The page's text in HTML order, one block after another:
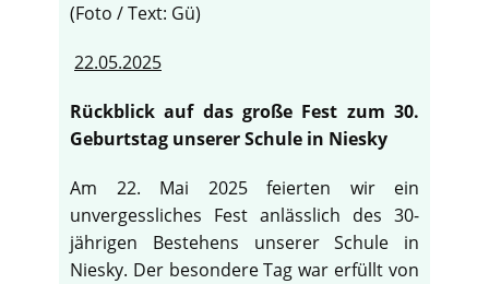
(Foto / Text: Gü)
22.05.2025
Rückblick auf das große Fest zum 30.
Geburtstag unserer Schule in Niesky
Am 22. Mai 2025 feierten wir ein
unvergessliches Fest anlässlich des 30-
jährigen Bestehens unserer Schule in
Niesky. Der besondere Tag war erfüllt von